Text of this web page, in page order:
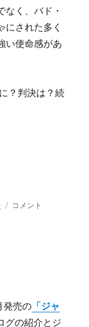
なく、バド・
にされた多く
い使命感があ
？判決は？続
J.J.
キ
コメント
売の 「ジャ
の紹介とジ